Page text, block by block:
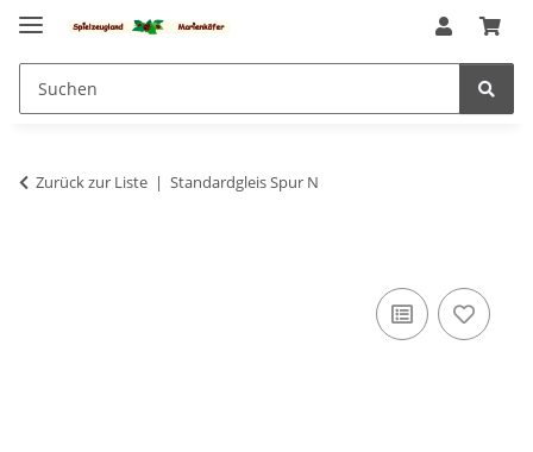
Zurück zur Liste Standardgleis Spur N